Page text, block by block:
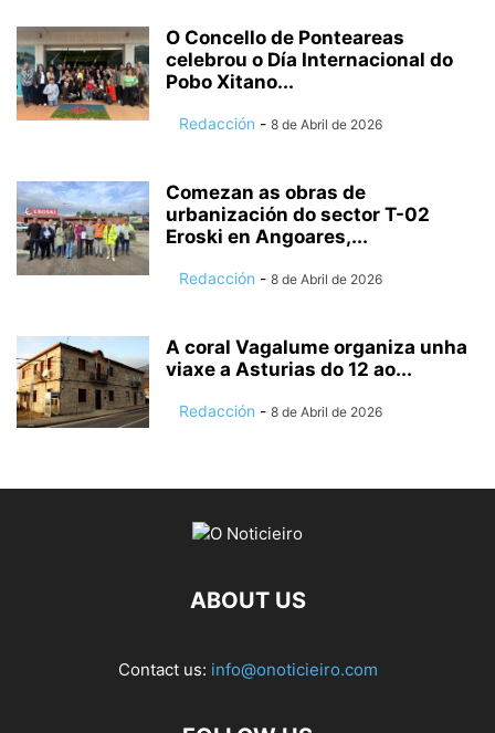
O Concello de Ponteareas
celebrou o Día Internacional do
Pobo Xitano...
Redacción - 8 de Abril de 2026
Comezan as obras de
urbanización do sector T-02
Eroski en Angoares,...
Redacción - 8 de Abril de 2026
A coral Vagalume organiza unha
viaxe a Asturias do 12 ao...
Redacción - 8 de Abril de 2026
ABOUT US
Contact us: info@onoticieiro.com